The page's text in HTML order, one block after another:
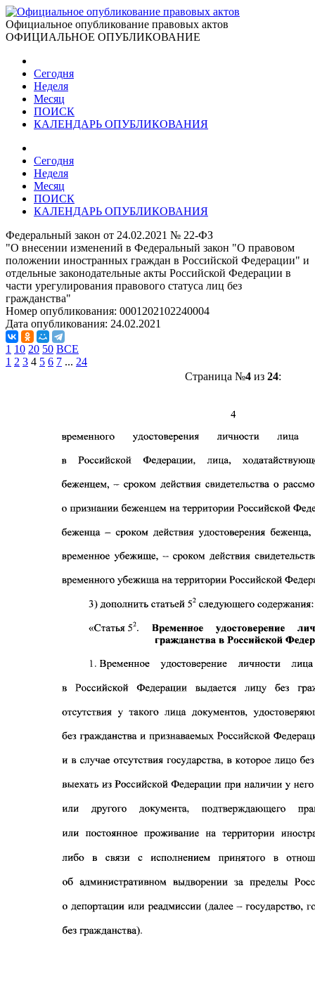
Официальное опубликование правовых актов
ОФИЦИАЛЬНОЕ ОПУБЛИКОВАНИЕ
Сегодня
Неделя
Месяц
ПОИСК
КАЛЕНДАРЬ ОПУБЛИКОВАНИЯ
Сегодня
Неделя
Месяц
ПОИСК
КАЛЕНДАРЬ ОПУБЛИКОВАНИЯ
Федеральный закон от 24.02.2021 № 22-ФЗ
"О внесении изменений в Федеральный закон "О правовом
положении иностранных граждан в Российской Федерации" и
отдельные законодательные акты Российской Федерации в
части урегулирования правового статуса лиц без
гражданства"
Номер опубликования: 0001202102240004
Дата опубликования: 24.02.2021
1 10 20 50 ВСЕ
1 2 3 4 5 6 7 ... 24
Страница №4из 24: